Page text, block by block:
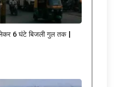
6 घंटे बिजली गुल तक |